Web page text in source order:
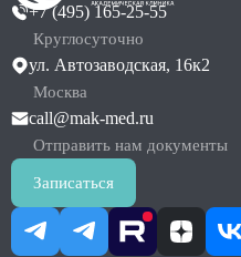
Круглосуточно
+7 (495) 165-25-55
Москва
ул. Автозаводская, 16к2
Отправить нам документы
call@mak-med.ru
Записаться